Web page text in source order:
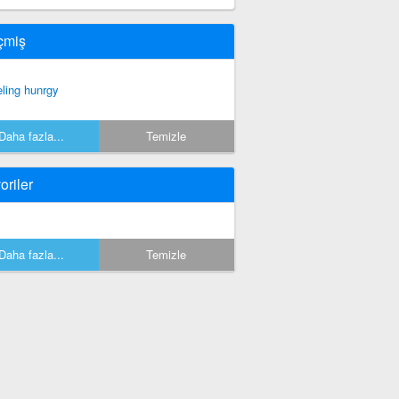
hunrgy
Daha fazla... Temizle
Daha fazla... Temizle